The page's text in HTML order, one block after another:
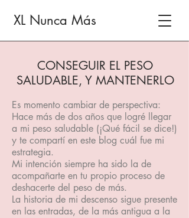
XL Nunca Más
CONSEGUIR EL PESO
SALUDABLE, Y MANTENERLO
Es momento cambiar de perspectiva:
Hace más de dos años que logré llegar
a mi peso saludable (¡Qué fácil se dice!)
y te compartí en este blog cuál fue mi
estrategia.
Mi intención siempre ha sido la de
acompañarte en tu propio proceso de
deshacerte del peso de más.
La historia de mi descenso sigue presente
en las entradas, de la más antigua a la